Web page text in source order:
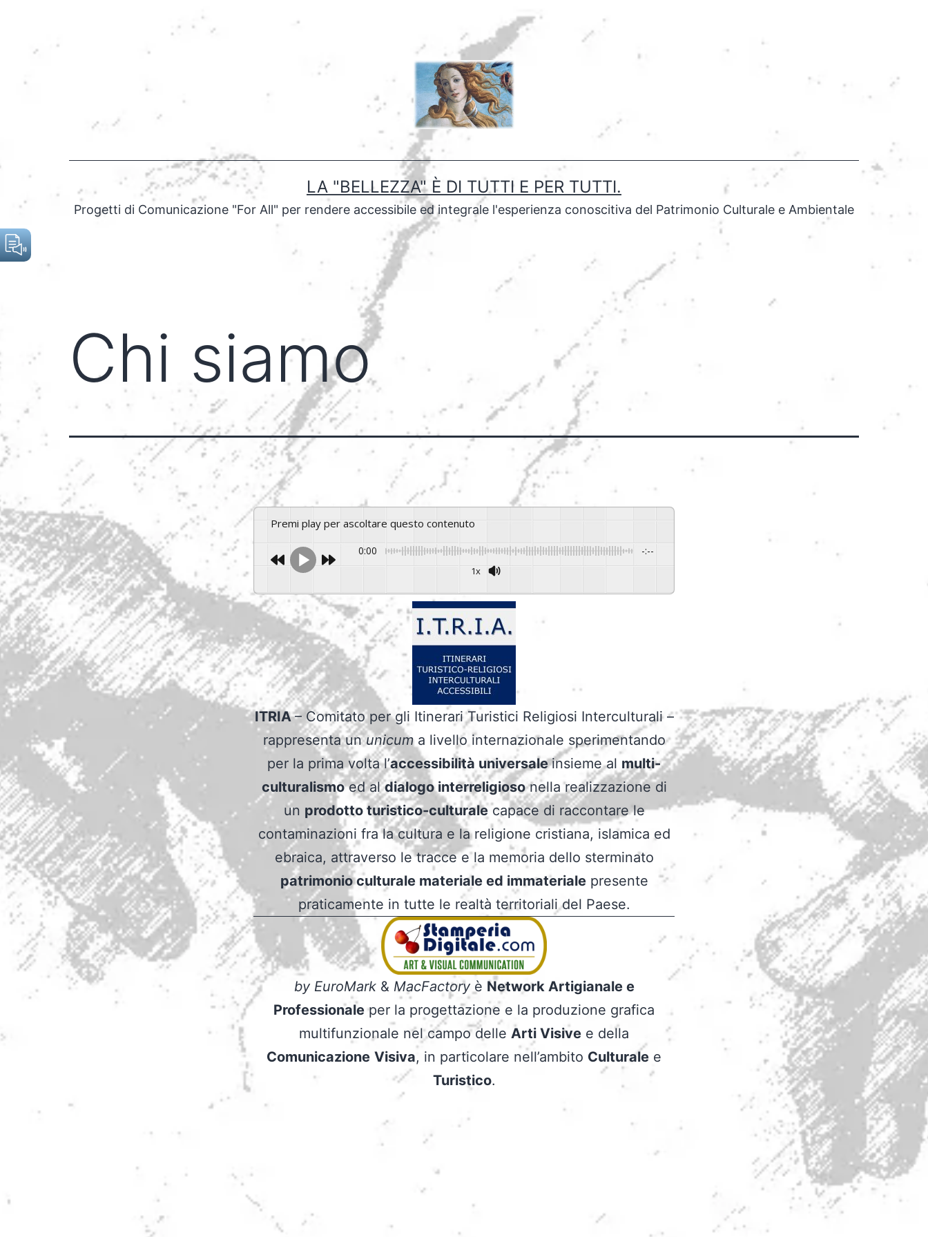
contenuto
LA "BELLEZZA" È DI TUTTI E PER TUTTI.
Progetti di Comunicazione "For All" per rendere accessibile ed integrale l'esperienza conoscitiva del Patrimonio Culturale e Ambientale
Chi siamo
Premi play per ascoltare questo contenuto
0:00 -:--
1x
ITRIA– Comitato per gli Itinerari Turistici Religiosi Interculturali –
rappresenta ununicuma livello internazionale sperimentando
per la prima volta l’accessibilità universaleinsieme al multi-
culturalismoed aldialogo interreligiosonella realizzazione di
un prodotto turistico-culturalecapace di raccontare le
contaminazioni fra la cultura e la religione cristiana, islamica ed
ebraica, attraverso le tracce e la memoria dello sterminato
patrimonio culturale materiale ed immaterialepresente
praticamente in tutte le realtà territoriali del Paese.
by EuroMark& MacFactory è Network Artigianale e
Professionaleper la progettazione e la produzione grafica
multifunzionale nel campo delle Arti Visive e della
Comunicazione Visiva, in particolare nell’ambito Culturale e
Turistico.